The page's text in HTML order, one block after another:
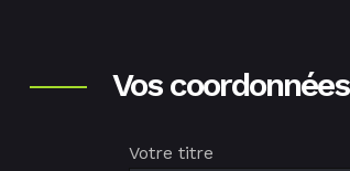
Vos coordonnées
Votre titre